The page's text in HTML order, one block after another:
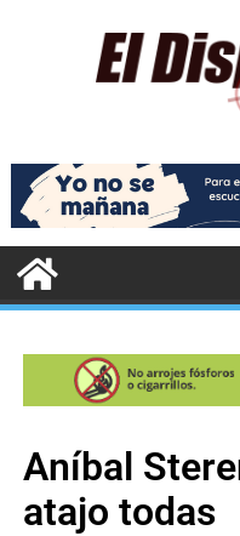
Aníbal
atajo todas